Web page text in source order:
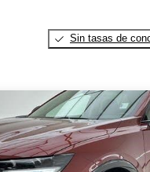
Sin tasas de